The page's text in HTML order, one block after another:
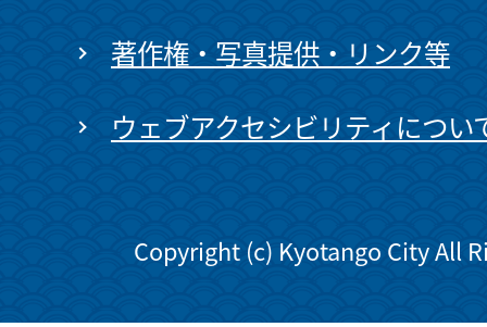
著作権・写真提供・リンク等
ウェブアクセシビリティについ
Copyright (c) Kyotango City All